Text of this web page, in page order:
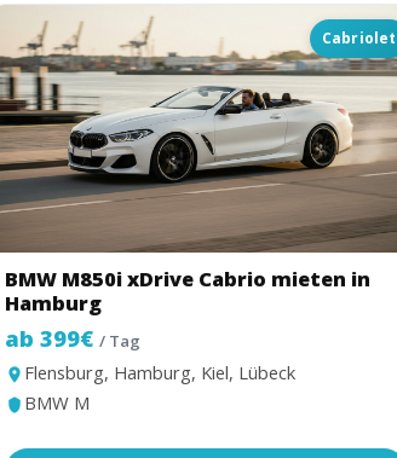
Cabriolet
BMW M850i xDrive Cabrio mieten in
Hamburg
ab 399€/ Tag
Flensburg, Hamburg, Kiel, Lübeck
BMW M